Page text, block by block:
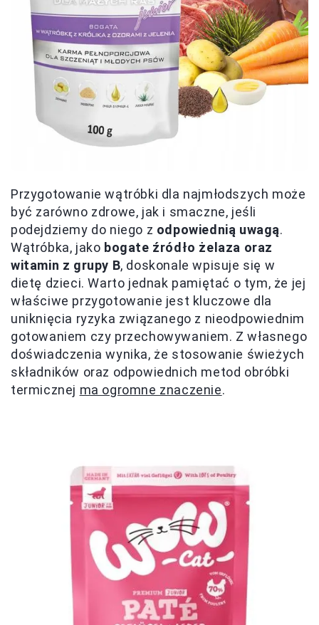
Przygotowanie wątróbki dla najmłodszych może
być zarówno zdrowe, jak i smaczne, jeśli
podejdziemy do niego z odpowiednią uwagą.
Wątróbka, jako bogate źródło żelaza oraz
witamin z grupy B, doskonale wpisuje się w
dietę dzieci. Warto jednak pamiętać o tym, że jej
właściwe przygotowanie jest kluczowe dla
uniknięcia ryzyka związanego z nieodpowiednim
gotowaniem czy przechowywaniem. Z własnego
doświadczenia wynika, że stosowanie świeżych
składników oraz odpowiednich metod obróbki
termicznej ma ogromne znaczenie.